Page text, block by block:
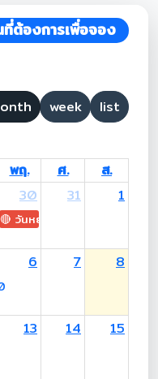
ต้องการเพื่อจอง
week list
พฤ. ศ.
ส.
) Maha Vajiralongkorn's
: Asanha Bucha Day
30
🔴 วันหยุด: Buddhist Lent
31 1
อ.สุเมธี)
6 7 8
: H.M. Queen Sirikit The
13 14 15